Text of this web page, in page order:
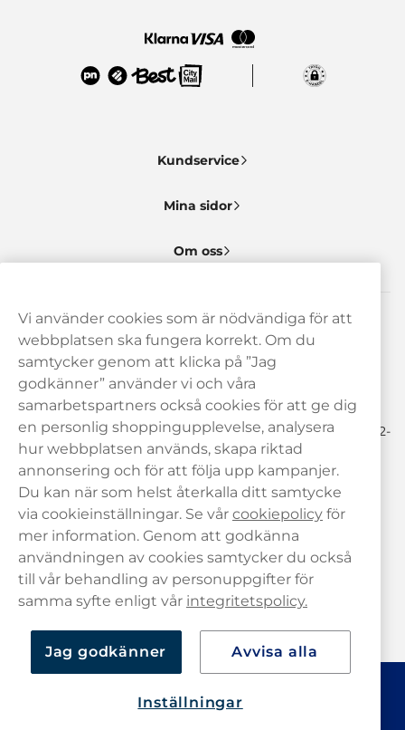
Behöver du hjälp? Kontakta oss gärna!
hej@haypp.com
08 517 910 97
Mån-Tor 8.00-17.00 | Fre 9.00-17.00 | (Lunchstängt må-fre 12-
13)
Kundservice
Mina sidor
Om oss
Vi använder cookies som är nödvändiga för att
webbplatsen ska fungera korrekt. Om du
samtycker genom att klicka på ”Jag
godkänner” använder vi och våra
samarbetspartners också cookies för att ge dig
en personlig shoppingupplevelse, analysera
hur webbplatsen används, skapa riktad
annonsering och för att följa upp kampanjer.
Du kan när som helst återkalla ditt samtycke
via cookieinställningar. Se vår cookiepolicy för
mer information. Genom att godkänna
användningen av cookies samtycker du också
till vår behandling av personuppgifter för
samma syfte enligt vår integritetspolicy.
Jag godkänner Avvisa alla
Inställningar